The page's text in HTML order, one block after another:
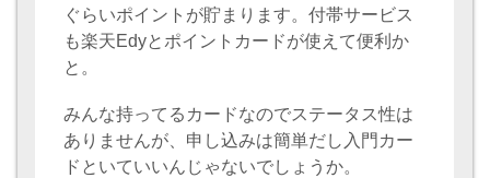
ぐらいポイントが貯まります。付帯サービス
も楽天Edyとポイントカードが使えて便利か
と。
みんな持ってるカードなのでステータス性は
ありませんが、申し込みは簡単だし入門カー
ドといていいんじゃないでしょうか。